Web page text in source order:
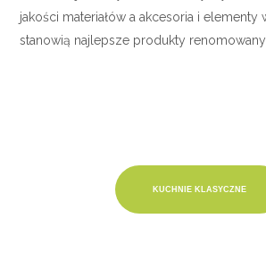
jakości materiałów a akcesoria i elementy
stanowią najlepsze produkty
KUCHNIE KLASYCZNE